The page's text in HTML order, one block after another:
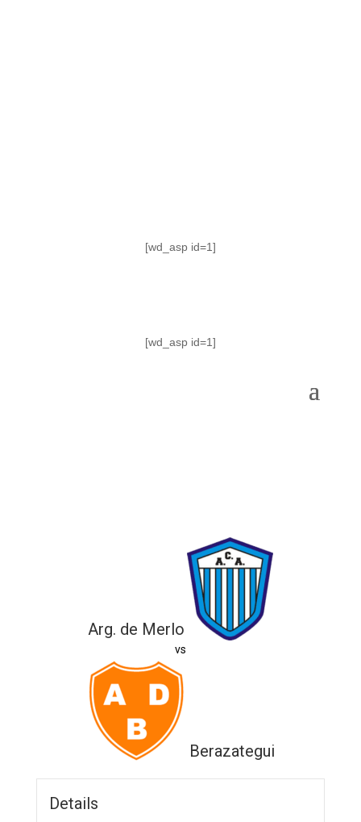
[wd_asp id=1]
[wd_asp id=1]
Arg. de Merlo
vs
Berazategui
Details